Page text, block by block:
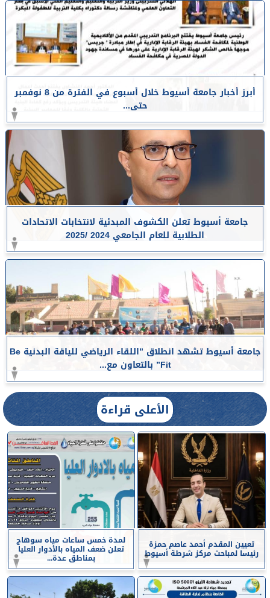
أبرز أخبار جامعة أسيوط خلال أسبوع في الفترة من 8 نوفمبر
حتى...
جامعة أسيوط تعلن الكشوف المبدئية لانتخابات الاتحادات
الطلابية للعام الجامعي 2024 /2025
جامعة أسيوط تشهد انطلاق ”اللقاء الرياضي للياقة البدنية Be
Fit” بالتعاون مع...
الأعلى قراءة
تعيين المقدم أحمد عاصم حمزة
رئيسا لمباحث مركز شرطة أسيوط
لمدة خمس ساعات مياه سوهاج
تعلن ضعف المياه بالأدوار العليا
بمناطق عدة...